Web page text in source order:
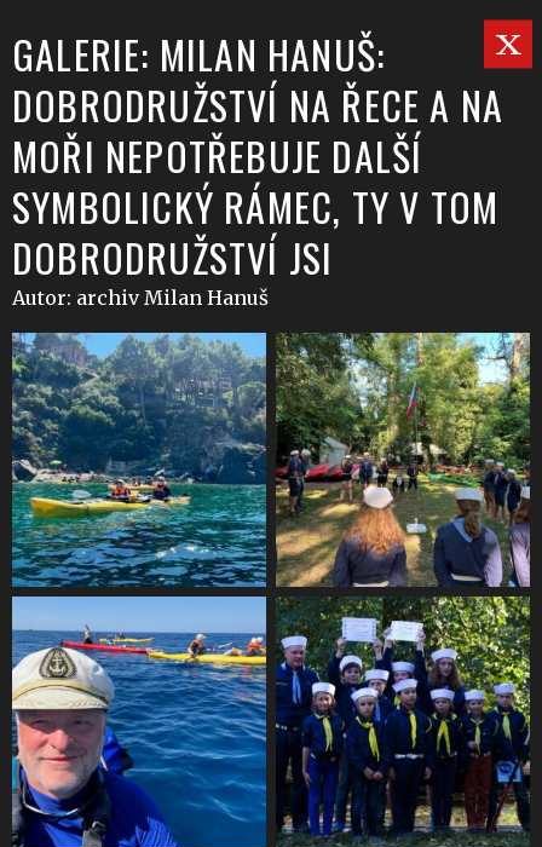
GALERIE: MILAN HANUŠ:
DOBRODRUŽSTVÍ NA ŘECE A NA
MOŘI NEPOTŘEBUJE DALŠÍ
SYMBOLICKÝ RÁMEC, TY V TOM
DOBRODRUŽSTVÍ JSI
Autor: archiv Milan Hanuš